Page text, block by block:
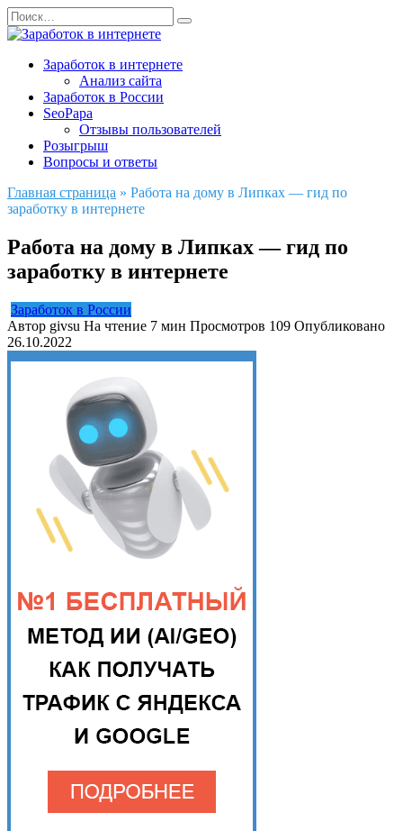
Перейти
к
содержанию
Search
for:
Заработок в интернете
Анализ сайта
Заработок в России
SeoPapa
Отзывы пользователей
Розыгрыш
Вопросы и ответы
Главная страница » Работа на дому в Липках — гид по
заработку в интернете
Работа на дому в Липках — гид по
заработку в интернете
Заработок в России
Автор givsu На чтение 7 мин Просмотров 109 Опубликовано
26.10.2022